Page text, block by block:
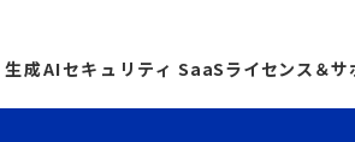
生成AIセキュリティ SaaSライセンス＆サ